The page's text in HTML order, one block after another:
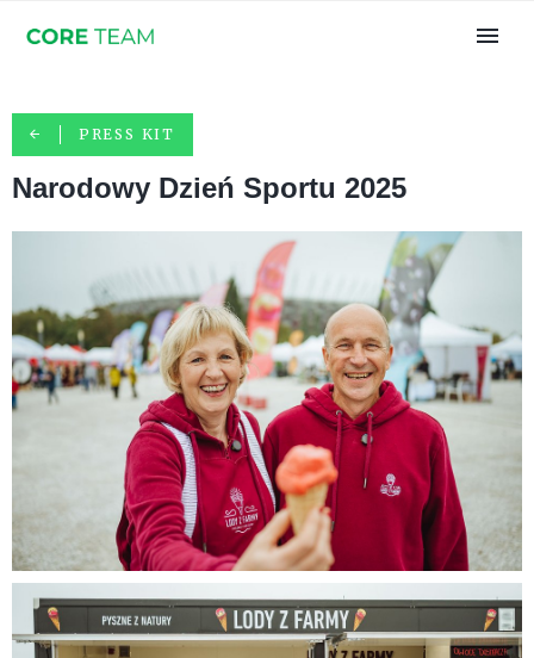
PRESS KIT
Narodowy Dzień Sportu 2025
Jagodowe na Narodowym 2025 (13).jpg
316 KB